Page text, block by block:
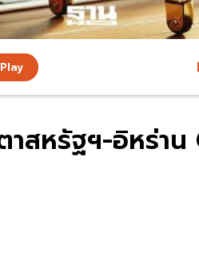
Play
สหรัฐฯ-อิหร่าน